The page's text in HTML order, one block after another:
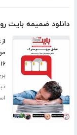
دانلود ضمیمه بایت
از:
۱۶ صفحه